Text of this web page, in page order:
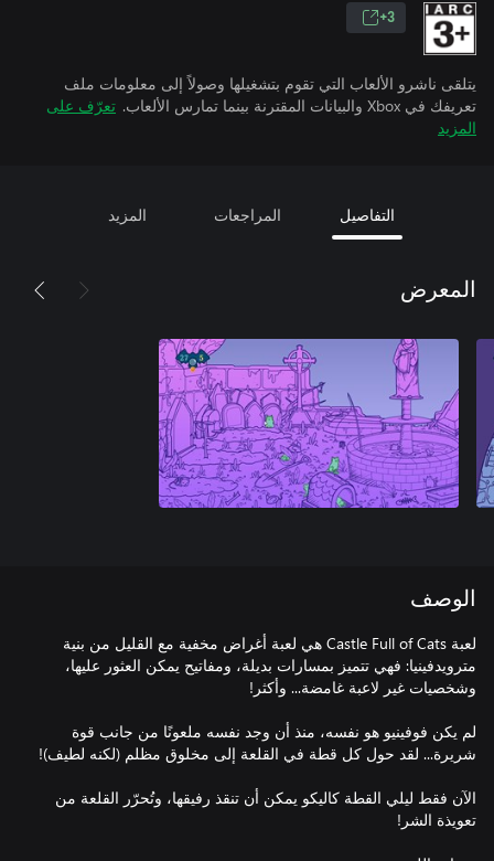
3+
يتلقى ناشرو الألعاب التي تقوم بتشغيلها وصولاً إلى معلومات ملف
تعريفك في Xbox والبيانات المقترنة بينما تمارس الألعاب.
تعرّف على
المزيد
التفاصيل المراجعات المزيد
المعرض
الوصف
لعبة Castle Full of Cats هي لعبة أغراض مخفية مع القليل من بنية
مترويدفينيا: فهي تتميز بمسارات بديلة، ومفاتيح يمكن العثور عليها،
لم يكن فوفينيو هو نفسه، منذ أن وجد نفسه ملعونًا من جانب قوة
الآن فقط ليلي القطة كاليكو يمكن أن تنقذ رفيقها، وتُحرّر القلعة من